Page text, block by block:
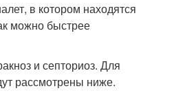
в котором находятся
можно быстрее
и септориоз. Для
рассмотрены ниже.